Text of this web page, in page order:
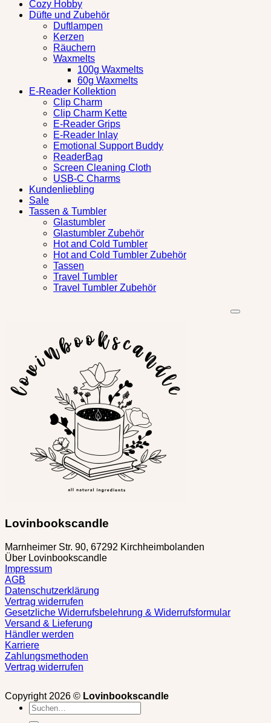
Cozy Hobby
Düfte und Zubehör
Duftlampen
Kerzen
Räuchern
Waxmelts
100g Waxmelts
60g Waxmelts
E-Reader Kollektion
Clip Charm
Clip Charm Kette
E-Reader Grips
E-Reader Inlay
Emotional Support Buddy
ReaderBag
Screen Cleaning Cloth
USB-C Charms
Kundenliebling
Sale
Tassen & Tumbler
Glastumbler
Glastumbler Zubehör
Hot and Cold Tumbler
Hot and Cold Tumbler Zubehör
Tassen
Travel Tumbler
Travel Tumbler Zubehör
Lovinbookscandle
Marnheimer Str. 90, 67292 Kirchheimbolanden
Über Lovinbookscandle
Impressum
AGB
Datenschutzerklärung
Vertrag widerrufen
Gesetzliche Widerrufsbelehrung & Widerrufsformular
Versand & Lieferung
Händler werden
Karriere
Zahlungsmethoden
Vertrag widerrufen
Copyright 2026 © Lovinbookscandle
Suchen
nach: